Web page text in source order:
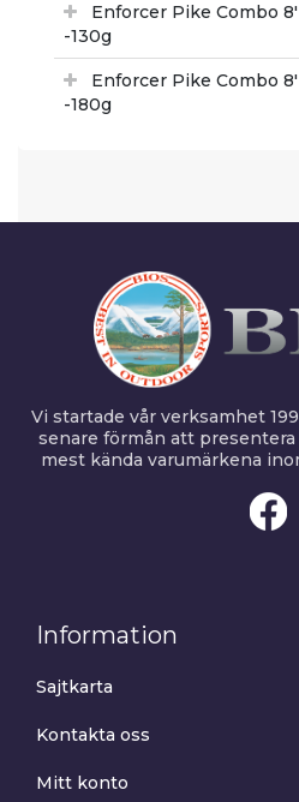
Enforcer Pike Combo
-130g
Enforcer Pike Combo
-180g
Vi startade vår verksamhet
senare förmån att
mest kända varumärkena
Information
Sajtkarta
Kontakta oss
Mitt konto